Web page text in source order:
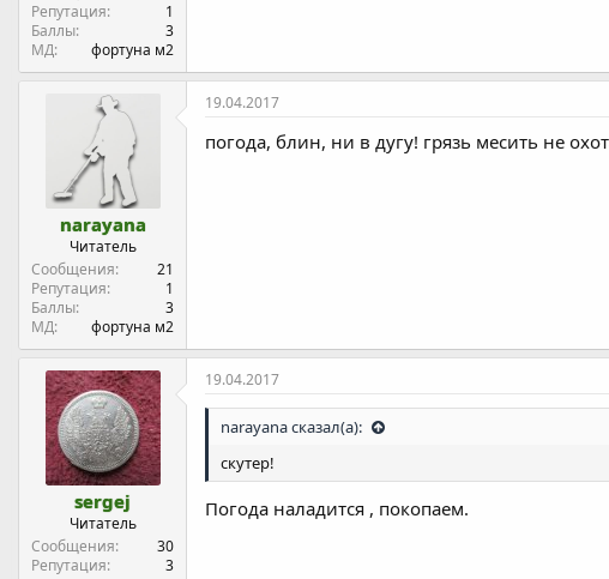
Репутация
1
Баллы
3
МД
фортуна м2
narayana
Читатель
Сообщения
21
Репутация
1
Баллы
3
МД
фортуна м2
19.04.2017
погода, блин, ни в дугу! грязь месить не
sergej
Читатель
Сообщения
30
Репутация
3
19.04.2017
narayana сказал(а):
скутер!
Погода наладится , покопаем.